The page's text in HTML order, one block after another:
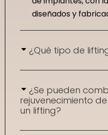
diseñados y
¿Qué tipo de
¿Se pueden
rejuvenecimiento
un lifting?